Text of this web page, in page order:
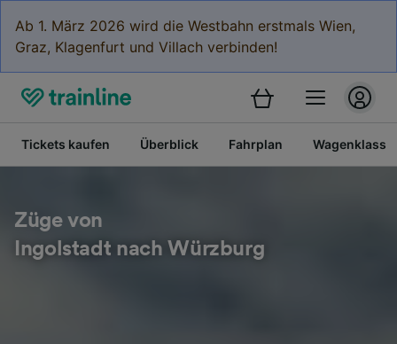
Ab 1. März 2026 wird die Westbahn erstmals Wien,
Graz, Klagenfurt und Villach verbinden!
Tickets kaufen Überblick Fahrplan
Züge von
Ingolstadt nach Würzburg